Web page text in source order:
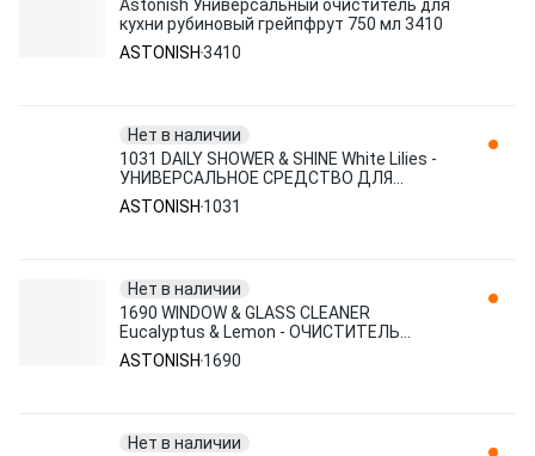
Astonish Универсальный очиститель для
кухни рубиновый грейпфрут 750 мл 3410
ASTONISH 3410
Нет в наличии
1031 DAILY SHOWER & SHINE White Lilies -
УНИВЕРСАЛЬНОЕ СРЕДСТВО ДЛЯ
ДУШЕВЫХ КАБИН И ВАНН Белые лилии
ASTONISH
ASTONISH 1031
Нет в наличии
1690 WINDOW & GLASS CLEANER
Eucalyptus & Lemon - ОЧИСТИТЕЛЬ
СТЕКОЛ И ЗЕРКАЛ Эвкалипт и лимон 750
мл( ASTONISH
ASTONISH 1690
Нет в наличии